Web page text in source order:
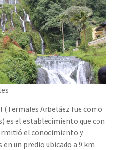
(Termales Arbeláez fue como
es el establecimiento que con
el conocimiento y
un predio ubicado a 9 km